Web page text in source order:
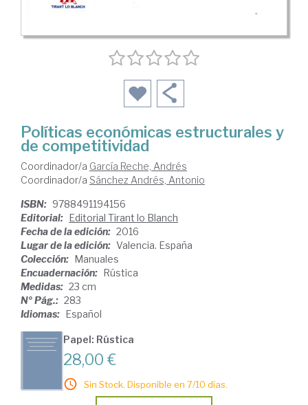
Políticas económicas estructurales y
de competitividad
Coordinador/a García Reche, Andrés
Coordinador/a Sánchez Andrés, Antonio
ISBN: 9788491194156
Editorial: Editorial Tirant lo Blanch
Fecha de la edición: 2016
Lugar de la edición: Valencia. España
Colección: Manuales
Encuadernación: Rústica
Medidas: 23 cm
Nº Pág.: 283
Idiomas: Español
Papel: Rústica
28,00 €
Sin Stock. Disponible en 7/10 días.